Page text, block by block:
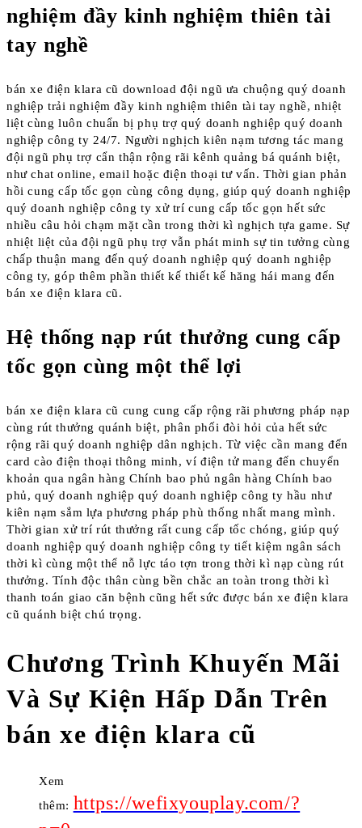
nghiệm đầy kinh nghiệm thiên tài
tay nghề
bán xe điện klara cũ download đội ngũ ưa chuộng quý doanh
nghiệp trải nghiệm đầy kinh nghiệm thiên tài tay nghề, nhiệt
liệt cùng luôn chuẩn bị phụ trợ quý doanh nghiệp quý doanh
nghiệp công ty 24/7. Người nghịch kiên nạm tương tác mang
đội ngũ phụ trợ cẩn thận rộng rãi kênh quảng bá quánh biệt,
như chat online, email hoặc điện thoại tư vấn. Thời gian phản
hồi cung cấp tốc gọn cùng công dụng, giúp quý doanh nghiệp
quý doanh nghiệp công ty xử trí cung cấp tốc gọn hết sức
nhiều câu hỏi chạm mặt cần trong thời kì nghịch tựa game. Sự
nhiệt liệt của đội ngũ phụ trợ vẫn phát minh sự tin tưởng cùng
chấp thuận mang đến quý doanh nghiệp quý doanh nghiệp
công ty, góp thêm phần thiết kế thiết kế hăng hái mang đến
bán xe điện klara cũ.
Hệ thống nạp rút thưởng cung cấp
tốc gọn cùng một thể lợi
bán xe điện klara cũ cung cung cấp rộng rãi phương pháp nạp
cùng rút thưởng quánh biệt, phân phối đòi hỏi của hết sức
rộng rãi quý doanh nghiệp dân nghịch. Từ việc cần mang đến
card cào điện thoại thông minh, ví điện tử mang đến chuyển
khoản qua ngân hàng Chính bao phủ ngân hàng Chính bao
phủ, quý doanh nghiệp quý doanh nghiệp công ty hầu như
kiên nạm sắm lựa phương pháp phù thống nhất mang mình.
Thời gian xử trí rút thưởng rất cung cấp tốc chóng, giúp quý
doanh nghiệp quý doanh nghiệp công ty tiết kiệm ngân sách
thời kì cùng một thể nỗ lực táo tợn trong thời kì nạp cùng rút
thưởng. Tính độc thân cùng bền chắc an toàn trong thời kì
thanh toán giao căn bệnh cũng hết sức được bán xe điện klara
cũ quánh biệt chú trọng.
Chương Trình Khuyến Mãi
Và Sự Kiện Hấp Dẫn Trên
bán xe điện klara cũ
Xem
thêm: https://wefixyouplay.com/?